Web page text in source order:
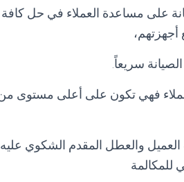
على مساعدة العملاء في حل كافة
سريعاً
فهي تكون على أعلى مستوى
والعطل المقدم الشكوي عليه